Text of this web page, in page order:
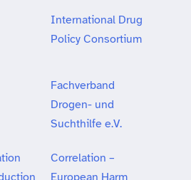
International Drug
Policy Consortium
Fachverband
Drogen- und
Suchthilfe e.V.
Correlation –
European Harm